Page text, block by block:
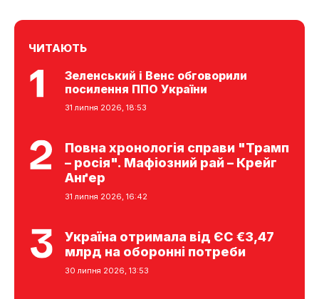
ЧИТАЮТЬ
Зеленський і Венс обговорили
посилення ППО України
31 липня 2026, 18:53
Повна хронологія справи "Трамп
– росія". Мафіозний рай – Крейг
Анґер
31 липня 2026, 16:42
Україна отримала від ЄС €3,47
млрд на оборонні потреби
30 липня 2026, 13:53